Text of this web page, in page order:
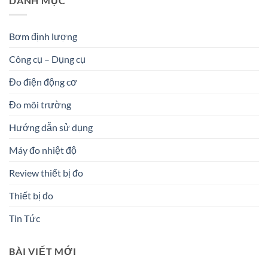
Bơm định lượng
Công cụ – Dụng cụ
Đo điện động cơ
Đo môi trường
Hướng dẫn sử dụng
Máy đo nhiệt độ
Review thiết bị đo
Thiết bị đo
Tin Tức
BÀI VIẾT MỚI